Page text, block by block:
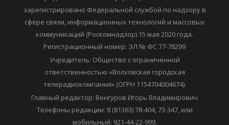
6+ Средство массовой информации "ПРО ВОЛХОВ"
зарегистрировано Федеральной службой по надзору в
сфере связи, информационных технологий и массовых
коммуникаций (Роскомнадзор) 15 мая 2020 года.
Регистрационный номер: ЭЛ № ФС 77-78299
Учредитель: Общество с ограниченной
ответственностью «Волховская городская
телерадиокомпания» (ОГРН 1154704004674).
Главный редактор: Венгуров Игорь Владимирович